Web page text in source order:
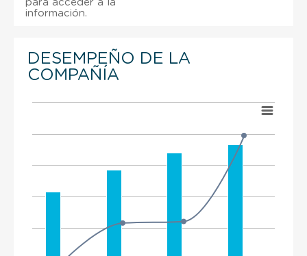
para acceder a la
información.
DESEMPEÑO DE LA
COMPAÑÍA